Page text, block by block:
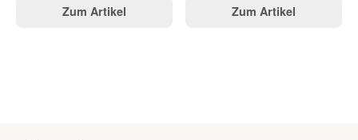
Zum Artikel Zum Artikel